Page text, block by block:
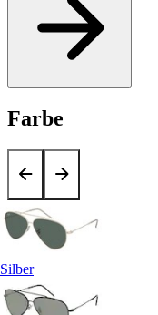
Farbe
Silber